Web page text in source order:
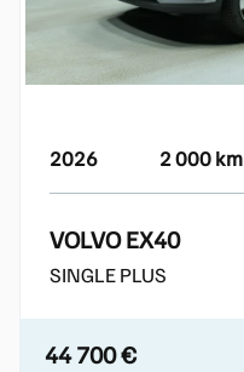
2026 2 000 km
VOLVO EX40
SINGLE PLUS
44 700 €